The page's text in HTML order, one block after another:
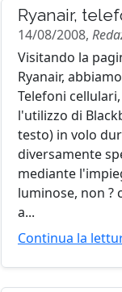
Ryanair,
14/08/2008,
Visitando la
Ryanair,
Telefoni
l'utilizzo di
testo) in volo
diversamente
mediante
luminose, non ?
a...
Continua la